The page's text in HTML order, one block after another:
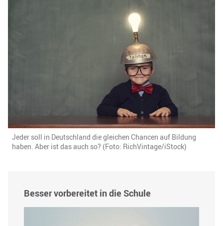
Jeder soll in Deutschland die gleichen Chancen auf Bildung
haben. Aber ist das auch so? (Foto: RichVintage/iStock)
Besser vorbereitet in die Schule